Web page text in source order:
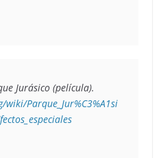
Jurásico (película)
Parque_Jur%C3%A1si